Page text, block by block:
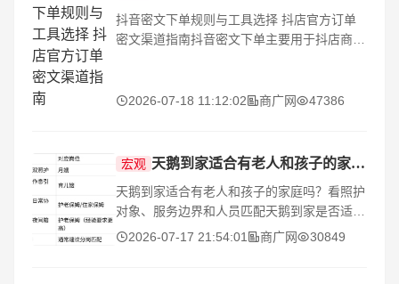
抖音密文下单规则与工具选择 抖店官方订单
密文渠道指南抖音密文下单主要用于抖店商家
件2026-07-18 11:12:02 商广网 47386
宏观 天鹅到家适合有老人和孩子的家庭吗？
天鹅到家适合有老人和孩子的家庭吗？看照护
对象、服务边界和人员匹配天鹅到家是否适合
有老人和孩子的家庭，不能一概而论，关键看
2026-07-17 21:54:01 商广网 30849